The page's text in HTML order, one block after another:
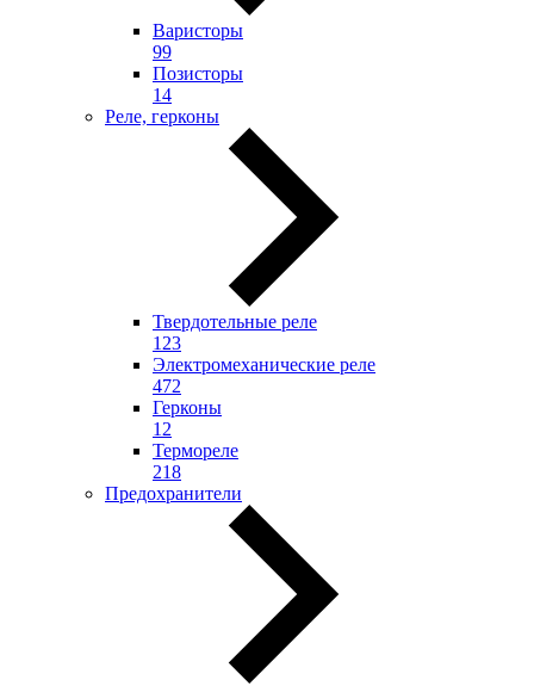
Варисторы
99
Позисторы
14
Реле, герконы
Твердотельные реле
123
Электромеханические реле
472
Герконы
12
Термореле
218
Предохранители